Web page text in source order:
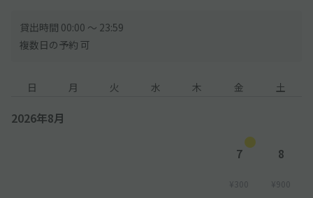
貸出時間 00:00 〜 23:59
複数日の予約 可
日 月 火 水 木 金 土
2026年8月
7
¥300
8
¥900